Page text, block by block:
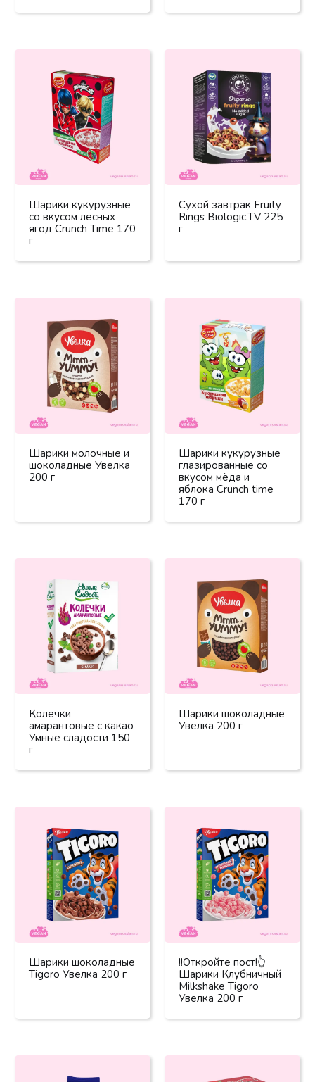
Шарики кукурузные
со вкусом лесных
ягод Crunch Time 170
г
Сухой завтрак Fruity
Rings Biologic.TV 225
г
Шарики молочные и
шоколадные Увелка
200 г
Шарики кукурузные
глазированные со
вкусом мёда и
яблока Crunch time
170 г
Колечки
амарантовые с какао
Умные сладости 150
г
Шарики шоколадные
Увелка 200 г
Шарики шоколадные
Tigoro Увелка 200 г
!!Откройте пост!👆
Шарики Клубничный
Milkshake Tigoro
Увелка 200 г